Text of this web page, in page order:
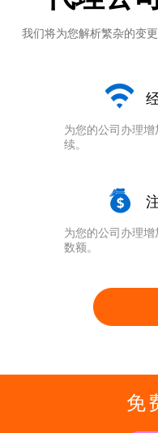
我们将为您解析繁杂的变
为您的公司办理
续。
为您的公司办理
数额。
免